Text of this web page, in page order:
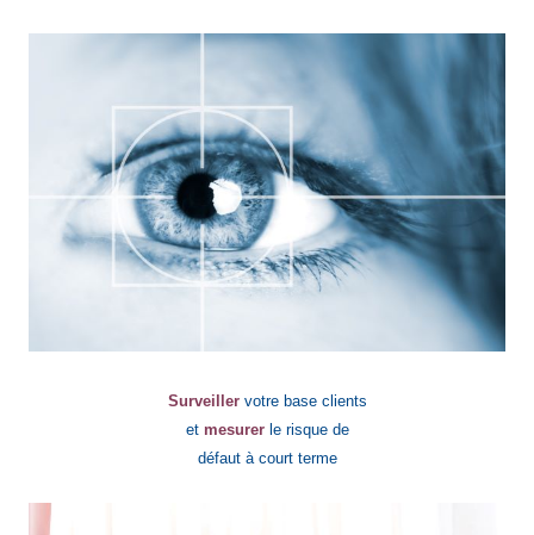
Surveillervotre base clients
et mesurerle risque de
défaut à court terme